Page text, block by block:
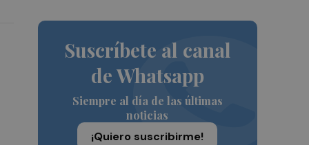
Suscríbete al canal
de Whatsapp
Siempre al día de las últimas
noticias
¡Quiero suscribirme!